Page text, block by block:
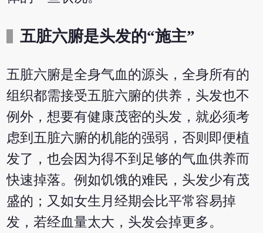
五脏六腑是头发的“施主”
五脏六腑是全身气血的源头，全身所有的
组织都需接受五脏六腑的供养，头发也不
例外，想要有健康茂密的头发，就必须考
虑到五脏六腑的机能的强弱，否则即便植
发了，也会因为得不到足够的气血供养而
快速掉落。例如饥饿的难民，头发少有茂
盛的；又如女生月经期会比平常容易掉
发，若经血量太大，头发会掉更多。